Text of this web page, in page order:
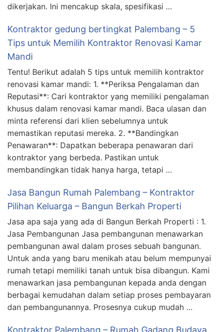
dikerjakan. Ini mencakup skala, spesifikasi …
Kontraktor gedung bertingkat Palembang – 5
Tips untuk Memilih Kontraktor Renovasi Kamar
Mandi
Tentu! Berikut adalah 5 tips untuk memilih kontraktor
renovasi kamar mandi: 1. **Periksa Pengalaman dan
Reputasi**: Cari kontraktor yang memiliki pengalaman
khusus dalam renovasi kamar mandi. Baca ulasan dan
minta referensi dari klien sebelumnya untuk
memastikan reputasi mereka. 2. **Bandingkan
Penawaran**: Dapatkan beberapa penawaran dari
kontraktor yang berbeda. Pastikan untuk
membandingkan tidak hanya harga, tetapi …
Jasa Bangun Rumah Palembang – Kontraktor
Pilihan Keluarga – Bangun Berkah Properti
Jasa apa saja yang ada di Bangun Berkah Properti : 1.
Jasa Pembangunan Jasa pembangunan menawarkan
pembangunan awal dalam proses sebuah bangunan.
Untuk anda yang baru menikah atau belum mempunyai
rumah tetapi memiliki tanah untuk bisa dibangun. Kami
menawarkan jasa pembangunan kepada anda dengan
berbagai kemudahan dalam setiap proses pembayaran
dan pembangunannya. Prosesnya cukup mudah …
Kontraktor Palembang – Rumah Gadang Budaya